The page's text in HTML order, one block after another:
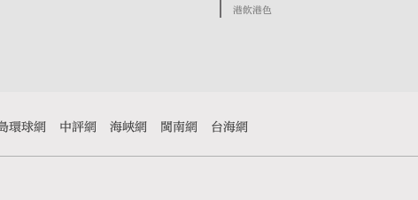
港飲港色
環球網 中評網 海峽網 閩南網 台海網